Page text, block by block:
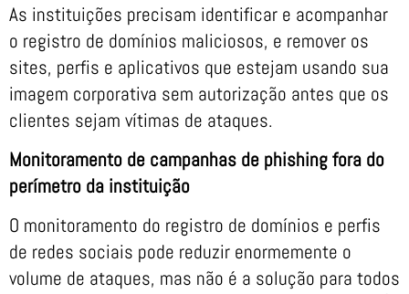
As instituições precisam identificar e acompanhar
o registro de domínios maliciosos, e remover os
sites, perfis e aplicativos que estejam usando sua
imagem corporativa sem autorização antes que os
clientes sejam vítimas de ataques.
Monitoramento de campanhas de phishing fora do
perímetro da instituição
O monitoramento do registro de domínios e perfis
de redes sociais pode reduzir enormemente o
volume de ataques, mas não é a solução para todos